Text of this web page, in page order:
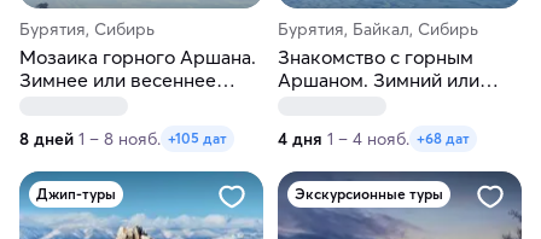
Бурятия, Сибирь
Мозаика горного Аршана.
Зимнее или весеннее
8 дней 1 – 8 нояб. +105 дат
Бурятия, Байкал, Сибирь
Знакомство с горным
Аршаном. Зимний или
4 дня 1 – 4 нояб. +68 дат
Джип-туры Экскурсионные туры